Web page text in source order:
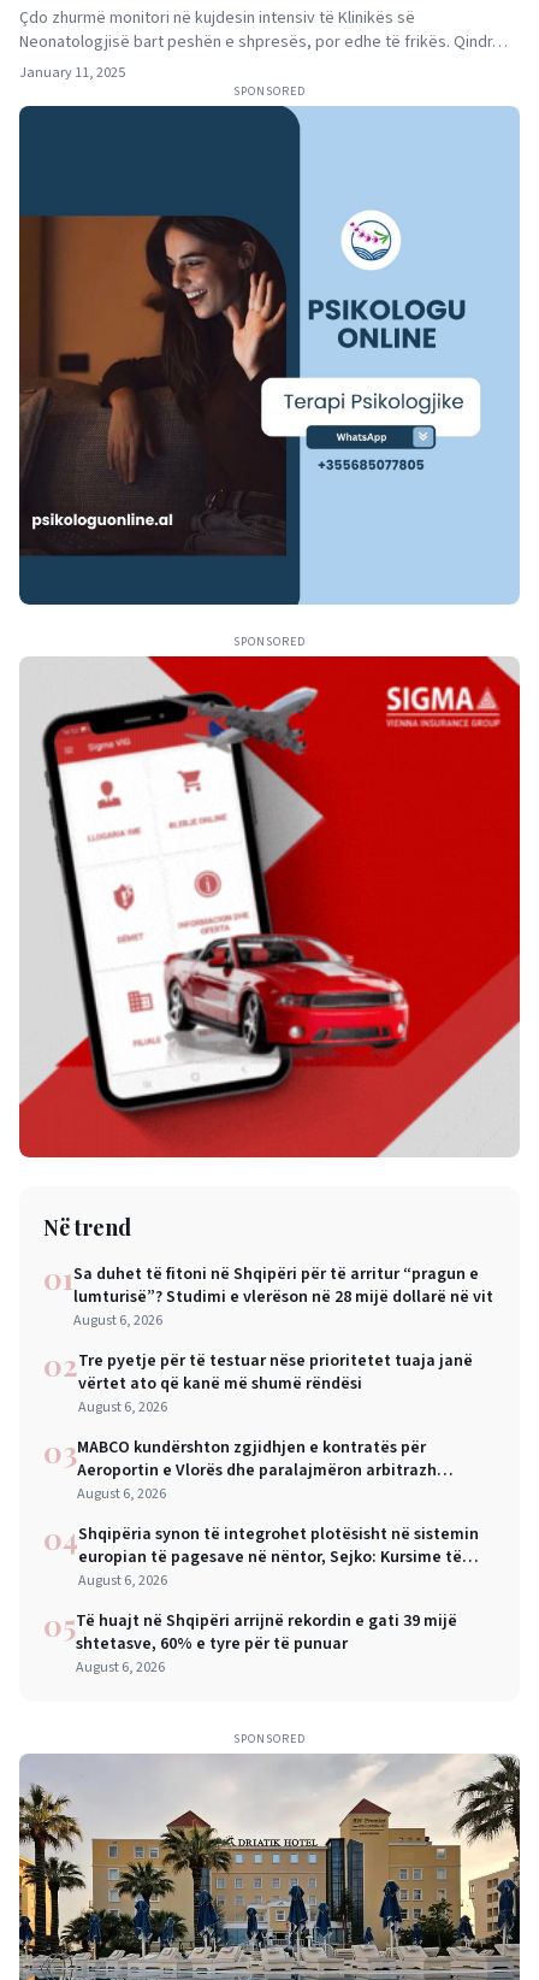
Çdo zhurmë monitori në kujdesin intensiv të Klinikës së
Neonatologjisë bart peshën e shpresës, por edhe të frikës. Qindr…
January 11, 2025
SPONSORED
SPONSORED
Në trend
01Sa duhet të fitoni në Shqipëri për të arritur “pragun e
lumturisë”? Studimi e vlerëson në 28 mijë dollarë në vit
August 6, 2026
02Tre pyetje për të testuar nëse prioritetet tuaja janë
vërtet ato që kanë më shumë rëndësi
August 6, 2026
03MABCO kundërshton zgjidhjen e kontratës për
Aeroportin e Vlorës dhe paralajmëron arbitrazh
ndërkombëtar
August 6, 2026
04Shqipëria synon të integrohet plotësisht në sistemin
europian të pagesave në nëntor, Sejko: Kursime të
mëdha për qytetarët dhe bizneset
August 6, 2026
05Të huajt në Shqipëri arrijnë rekordin e gati 39 mijë
shtetasve, 60% e tyre për të punuar
August 6, 2026
SPONSORED